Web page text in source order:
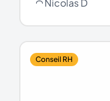
Nicolas D
Conseil RH